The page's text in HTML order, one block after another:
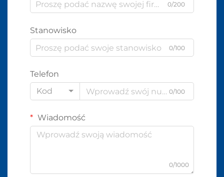
0/200
Stanowisko
0/100
Telefon
Kod
0/100
Wiadomość
0/1000